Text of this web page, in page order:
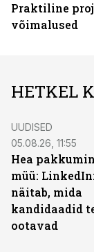
Praktiline
võimalused
HETKEL
UUDISED
05.08.26, 11:55
Hea
müü:
näitab, mida
kandidaadid
ootavad